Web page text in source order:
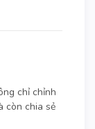
chỉ chỉnh
còn chia sẻ